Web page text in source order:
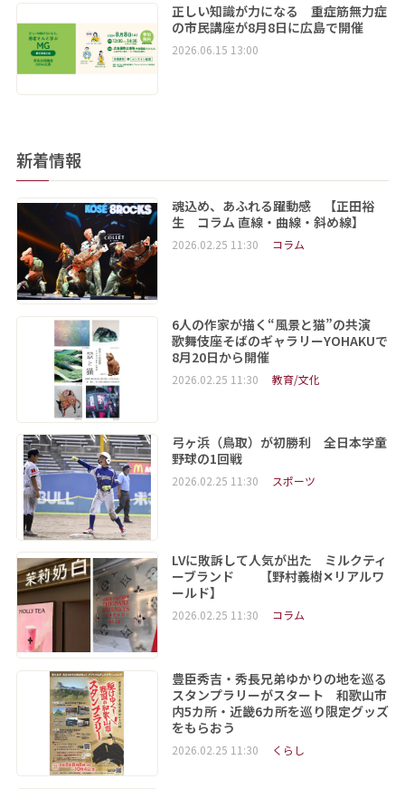
正しい知識が力になる 重症筋無力症
の市民講座が8月8日に広島で開催
2026.06.15 13:00
新着情報
魂込め、あふれる躍動感 【正田裕
生 コラム 直線・曲線・斜め線】
2026.02.25 11:30 コラム
6人の作家が描く“風景と猫”の共演
歌舞伎座そばのギャラリーYOHAKUで
8月20日から開催
2026.02.25 11:30 教育/文化
弓ヶ浜（鳥取）が初勝利 全日本学童
野球の1回戦
2026.02.25 11:30 スポーツ
LVに敗訴して人気が出た ミルクティ
ーブランド 【野村義樹✕リアルワ
ールド】
2026.02.25 11:30 コラム
豊臣秀吉・秀長兄弟ゆかりの地を巡る
スタンプラリーがスタート 和歌山市
内5カ所・近畿6カ所を巡り限定グッズ
をもらおう
2026.02.25 11:30 くらし